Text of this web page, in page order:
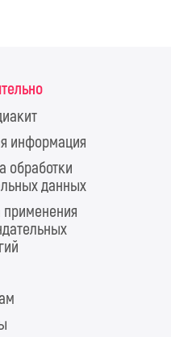
информация
обработки
данных
применения